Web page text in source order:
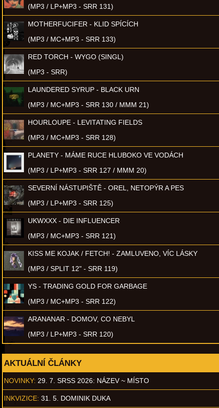
(MP3 / LP+MP3 - SRR 131)
MOTHERFUCIFER - KLID SPÍCÍCH
(MP3 / MC+MP3 - SRR 133)
RED TORCH - WYGO (SINGL)
(MP3 - SRR)
LAUNDERED SYRUP - BLACK URN
(MP3 / MC+MP3 - SRR 130 / MMM 21)
HOURLOUPE - LEVITATING FIELDS
(MP3 / MC+MP3 - SRR 128)
PLANETY - MÁME RUCE HLUBOKO VE VODÁCH
(MP3 / LP+MP3 - SRR 127 / MMM 20)
SEVERNÍ NÁSTUPIŠTĚ - OREL, NETOPÝR A PES
(MP3 / LP+MP3 - SRR 125)
UKWXXX - DIE INFLUENCER
(MP3 / MC+MP3 - SRR 121)
KISS ME KOJAK / FETCH! - ZAMLUVENO, VÍC LÁSKY
(MP3 / SPLIT 12" - SRR 119)
YS - TRADING GOLD FOR GARBAGE
(MP3 / MC+MP3 - SRR 122)
ARANANAR - DOMOV, CO NEBYL
(MP3 / LP+MP3 - SRR 120)
AKTUÁLNÍ ČLÁNKY
NOVINKY: 29. 7. SRSS 2026: NÁZEV ~ MÍSTO
INKVIZICE: 31. 5. DOMINIK DUKA